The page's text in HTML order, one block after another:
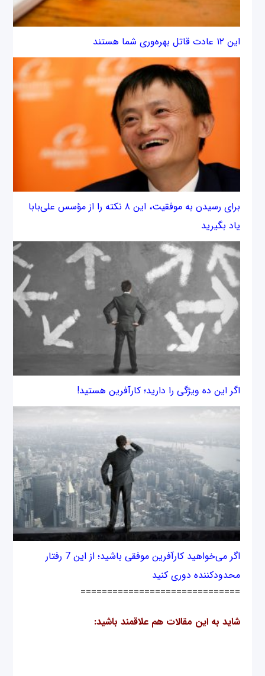
این ۱۲ عادت قاتل بهره‌وری شما هستند
برای رسیدن به موفقیت، این ۸ نکته را از مؤسس علی‌بابا
یاد بگیرید
اگر این ده ویژگی را دارید؛ کارآفرین هستید!
اگر می‌خواهید کارآفرین موفقی باشید؛ از این 7 رفتار
محدودکننده دوری کنید
==============================
شاید به این مقالات هم علاقمند باشید: